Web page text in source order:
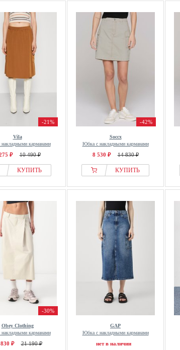
-21%
Vila
карманами
₽ 10 490 ₽
КУПИТЬ
-42%
Soccx
Юбка с накладными карманами
8 530 ₽ 14 830 ₽
КУПИТЬ
-30%
Obey Clothing
карманами
₽ 21 190 ₽
GAP
Юбка с накладными карманами
нет в наличии